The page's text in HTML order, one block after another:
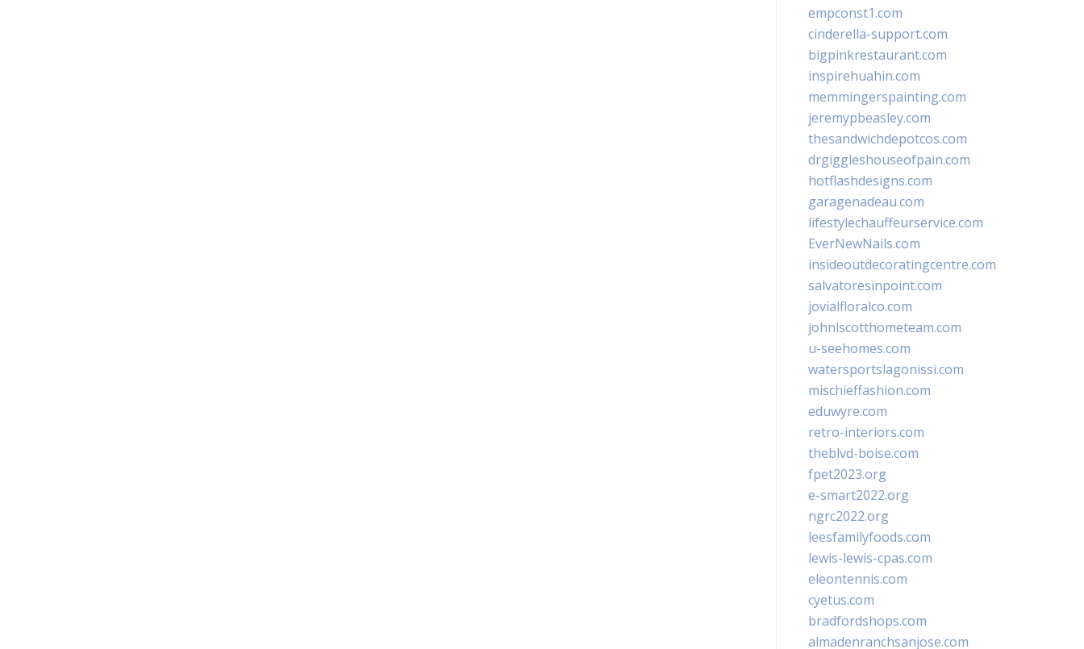
empconst1.com
cinderella-support.com
bigpinkrestaurant.com
inspirehuahin.com
memmingerspainting.com
jeremypbeasley.com
thesandwichdepotcos.com
drgiggleshouseofpain.com
hotflashdesigns.com
garagenadeau.com
lifestylechauffeurservice.com
EverNewNails.com
insideoutdecoratingcentre.com
salvatoresinpoint.com
jovialfloralco.com
johnlscotthometeam.com
u-seehomes.com
watersportslagonissi.com
mischieffashion.com
eduwyre.com
retro-interiors.com
theblvd-boise.com
fpet2023.org
e-smart2022.org
ngrc2022.org
leesfamilyfoods.com
lewis-lewis-cpas.com
eleontennis.com
cyetus.com
bradfordshops.com
almadenranchsanjose.com